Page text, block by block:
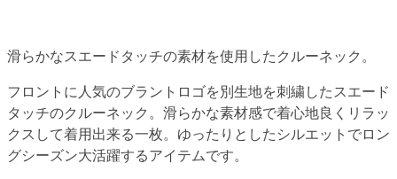
滑らかなスエードタッチの素材を使用したクルーネック。
フロントに人気のブラントロゴを別生地を刺繍したスエード
タッチのクルーネック。滑らかな素材感で着心地良くリラッ
クスして着用出来る一枚。ゆったりとしたシルエットでロン
グシーズン大活躍するアイテムです。